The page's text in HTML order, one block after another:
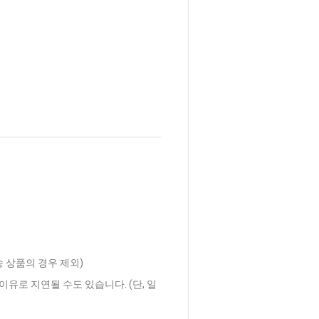
상품의 경우 제외)
유로 지연될 수도 있습니다. (단, 일